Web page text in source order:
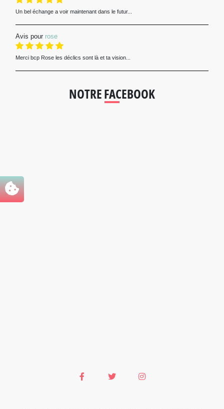
Un bel échange a voir maintenant dans le futur...
Avis pour rose
Merci bcp Rose les déclics sont là et ta vision...
NOTRE FACEBOOK